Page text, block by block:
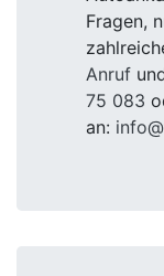
Fragen,
Anruf
75 083
an: